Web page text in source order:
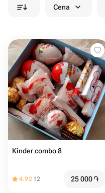
Cena
Kinder combo 8
4.92 12 25 000֏